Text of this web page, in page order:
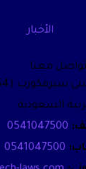
الأخبار
تواصل معنا
السعودية.
0541047500
0541047500